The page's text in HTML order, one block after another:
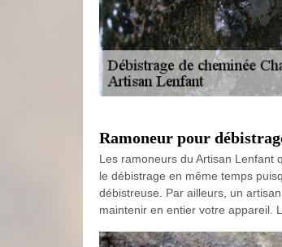
Ramoneur pour
Les ramoneurs du Artisan Lenfant
le débistrage en même temps
débistreuse. Par ailleurs, un
maintenir en entier votre appareil.